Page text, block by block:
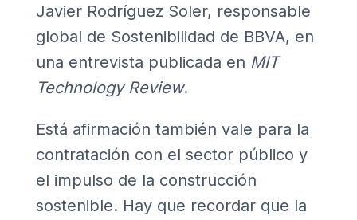
Javier Rodríguez Soler, responsable
global de Sostenibilidad de BBVA, en
una entrevista publicada en MIT
Technology Review.
Está afirmación también vale para la
contratación con el sector público y
el impulso de la construcción
sostenible. Hay que recordar que la